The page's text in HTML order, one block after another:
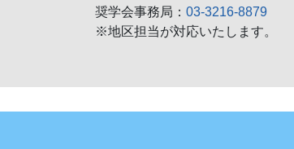
奨学会事務局： 03-3216-8879
※地区担当が対応いたします。